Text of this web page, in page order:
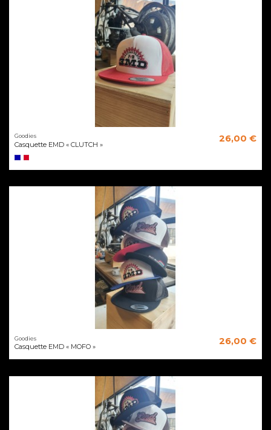
Goodies
Casquette EMD « CLUTCH »
26,00 €
Goodies
Casquette EMD « MOFO »
26,00 €